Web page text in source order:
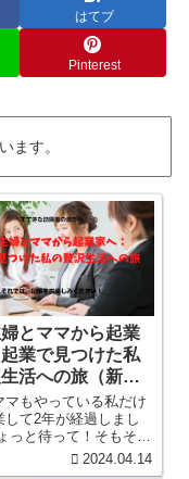
はてブ
Pinterest
ます。
とママから起業
業で見つけた私
活への旅（新サ
マもやっている私だけ
して2年が経過しまし
っと待って！そもそも
したんだっけ？原点を
2024.04.14